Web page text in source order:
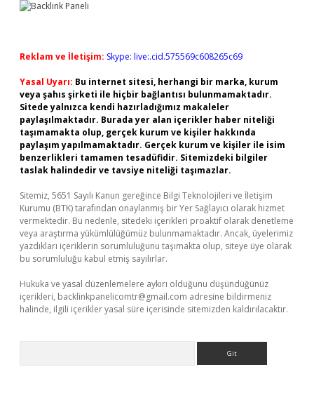
Reklam ve İletişim: Skype: live:.cid.575569c608265c69
Yasal Uyarı: Bu internet sitesi, herhangi bir marka, kurum
veya şahıs şirketi ile hiçbir bağlantısı bulunmamaktadır.
Sitede yalnızca kendi hazırladığımız makaleler
paylaşılmaktadır. Burada yer alan içerikler haber niteliği
taşımamakta olup, gerçek kurum ve kişiler hakkında
paylaşım yapılmamaktadır. Gerçek kurum ve kişiler ile isim
benzerlikleri tamamen tesadüfidir. Sitemizdeki bilgiler
taslak halindedir ve tavsiye niteliği taşımazlar.
Sitemiz, 5651 Sayılı Kanun gereğince Bilgi Teknolojileri ve İletişim
Kurumu (BTK) tarafından onaylanmış bir Yer Sağlayıcı olarak hizmet
vermektedir. Bu nedenle, sitedeki içerikleri proaktif olarak denetleme
veya araştırma yükümlülüğümüz bulunmamaktadır. Ancak, üyelerimiz
yazdıkları içeriklerin sorumluluğunu taşımakta olup, siteye üye olarak
bu sorumluluğu kabul etmiş sayılırlar.
Hukuka ve yasal düzenlemelere aykırı olduğunu düşündüğünüz
içerikleri, backlinkpanelicomtr@gmail.com adresine bildirmeniz
halinde, ilgili içerikler yasal süre içerisinde sitemizden kaldırılacaktır.